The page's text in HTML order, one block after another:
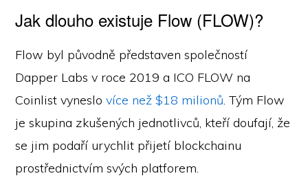
Jak dlouho existuje Flow (FLOW)?
Flow byl původně představen společností
Dapper Labs v roce 2019 a ICO FLOW na
Coinlist vyneslovíce než $18 milionů. Tým Flow
je skupina zkušených jednotlivců, kteří doufají, že
se jim podaří urychlit přijetí blockchainu
prostřednictvím svých platforem.